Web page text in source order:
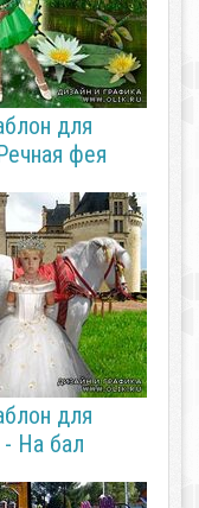
для
фея
для
На бал